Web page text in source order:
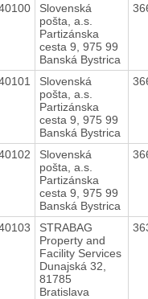
Slovenská
pošta, a.s.
Partizánska
cesta 9, 975 99
Banská Bystrica
Slovenská
pošta, a.s.
Partizánska
cesta 9, 975 99
Banská Bystrica
Slovenská
pošta, a.s.
Partizánska
cesta 9, 975 99
Banská Bystrica
STRABAG
Property and
Facility Services
Dunajská 32,
81785
Bratislava